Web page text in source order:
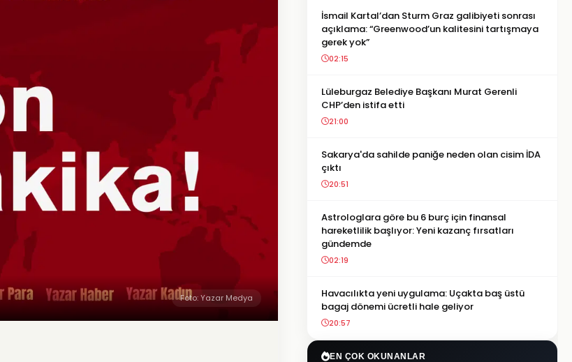
Foto: Yazar Medya
İsmail Kartal’dan Sturm Graz galibiyeti sonrası
açıklama: “Greenwood’un kalitesini tartışmaya
gerek yok”
02:15
Lüleburgaz Belediye Başkanı Murat Gerenli
CHP’den istifa etti
21:00
Sakarya'da sahilde paniğe neden olan cisim İDA
çıktı
20:51
Astrologlara göre bu 6 burç için finansal
hareketlilik başlıyor: Yeni kazanç fırsatları
gündemde
02:19
Havacılıkta yeni uygulama: Uçakta baş üstü
bagaj dönemi ücretli hale geliyor
20:57
EN ÇOK OKUNANLAR